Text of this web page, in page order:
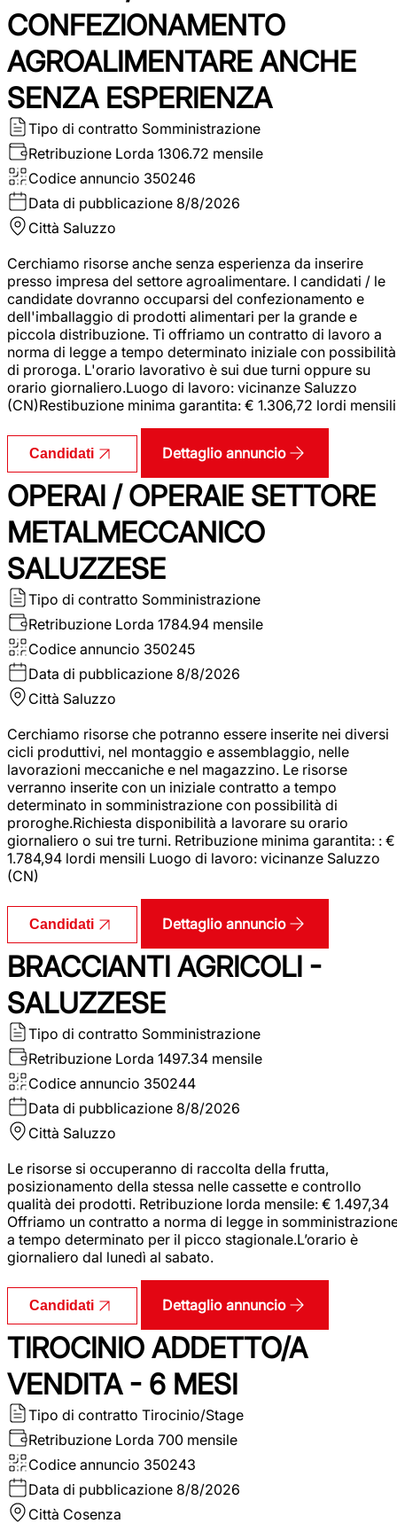
CONFEZIONAMENTO
AGROALIMENTARE ANCHE
SENZA ESPERIENZA
Tipo di contratto Somministrazione
Retribuzione Lorda 1306.72 mensile
Codice annuncio 350246
Data di pubblicazione 8/8/2026
Città Saluzzo
Cerchiamo risorse anche senza esperienza da inserire
presso impresa del settore agroalimentare. I candidati / le
candidate dovranno occuparsi del confezionamento e
dell'imballaggio di prodotti alimentari per la grande e
piccola distribuzione. Ti offriamo un contratto di lavoro a
norma di legge a tempo determinato iniziale con possibilità
di proroga. L'orario lavorativo è sui due turni oppure su
orario giornaliero.Luogo di lavoro: vicinanze Saluzzo
(CN)Restibuzione minima garantita: € 1.306,72 lordi mensili
Candidati Dettaglio annuncio
OPERAI / OPERAIE SETTORE
METALMECCANICO
SALUZZESE
Tipo di contratto Somministrazione
Retribuzione Lorda 1784.94 mensile
Codice annuncio 350245
Data di pubblicazione 8/8/2026
Città Saluzzo
Cerchiamo risorse che potranno essere inserite nei diversi
cicli produttivi, nel montaggio e assemblaggio, nelle
lavorazioni meccaniche e nel magazzino. Le risorse
verranno inserite con un iniziale contratto a tempo
determinato in somministrazione con possibilità di
proroghe.Richiesta disponibilità a lavorare su orario
giornaliero o sui tre turni. Retribuzione minima garantita: : €
1.784,94 lordi mensili Luogo di lavoro: vicinanze Saluzzo
(CN)
Candidati Dettaglio annuncio
BRACCIANTI AGRICOLI -
SALUZZESE
Tipo di contratto Somministrazione
Retribuzione Lorda 1497.34 mensile
Codice annuncio 350244
Data di pubblicazione 8/8/2026
Città Saluzzo
Le risorse si occuperanno di raccolta della frutta,
posizionamento della stessa nelle cassette e controllo
qualità dei prodotti. Retribuzione lorda mensile: € 1.497,34
Offriamo un contratto a norma di legge in
a tempo determinato per il picco stagionale.L’orario è
giornaliero dal lunedì al sabato.
Candidati Dettaglio annuncio
TIROCINIO ADDETTO/A
VENDITA - 6 MESI
Tipo di contratto Tirocinio/Stage
Retribuzione Lorda 700 mensile
Codice annuncio 350243
Data di pubblicazione 8/8/2026
Città Cosenza